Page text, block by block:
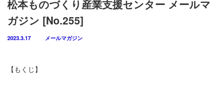
松本ものづくり産業支援センター メールマ
ガジン [No.255]
2023.3.17 メールマガジン
【もくじ】